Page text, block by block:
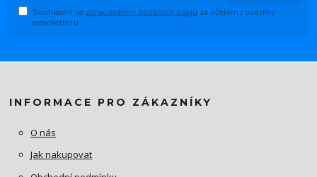
Souhlasím se zpracováním osobních údajů za účelem rozesílky
newsletteru.
INFORMACE PRO ZÁKAZNÍKY
O nás
Jak nakupovat